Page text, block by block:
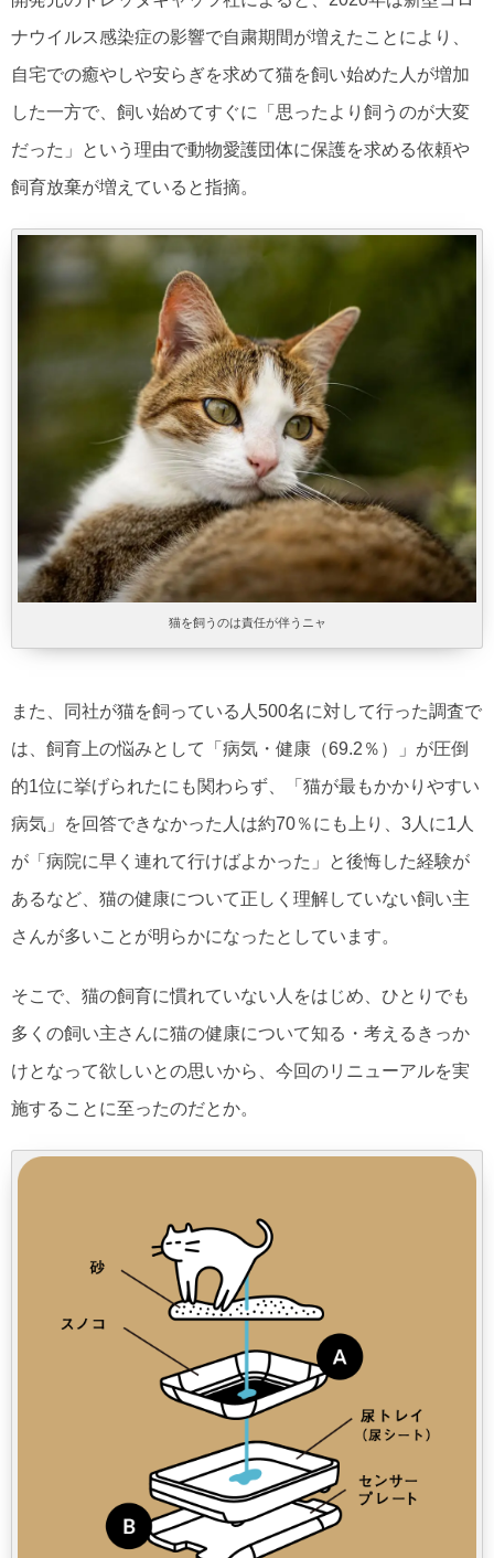
ナウイルス感染症の影響で自粛期間が増えたことにより、
自宅での癒やしや安らぎを求めて猫を飼い始めた人が増加
した一方で、飼い始めてすぐに「思ったより飼うのが大変
だった」という理由で動物愛護団体に保護を求める依頼や
飼育放棄が増えていると指摘。
猫を飼うのは責任が伴うニャ
また、同社が猫を飼っている人500名に対して行った調査で
は、飼育上の悩みとして「病気・健康（69.2％）」が圧倒
的1位に挙げられたにも関わらず、「猫が最もかかりやすい
病気」を回答できなかった人は約70％にも上り、3人に1人
が「病院に早く連れて行けばよかった」と後悔した経験が
あるなど、猫の健康について正しく理解していない飼い主
さんが多いことが明らかになったとしています。
そこで、猫の飼育に慣れていない人をはじめ、ひとりでも
多くの飼い主さんに猫の健康について知る・考えるきっか
けとなって欲しいとの思いから、今回のリニューアルを実
施することに至ったのだとか。